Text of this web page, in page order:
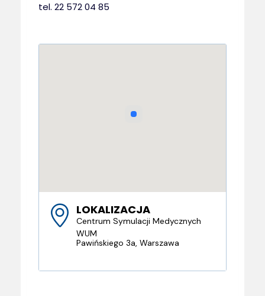
tel. 22 572 04 85
LOKALIZACJA
Centrum Symulacji Medycznych
WUM
Pawińskiego 3a, Warszawa